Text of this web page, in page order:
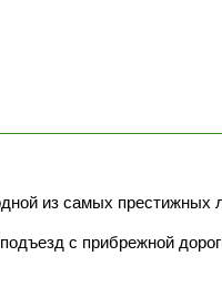
из самых престижных
с прибрежной